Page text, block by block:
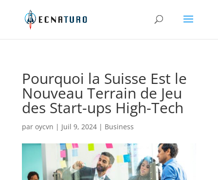
Pourquoi la Suisse Est le
Nouveau Terrain de Jeu
des Start-ups High-Tech
par oycvn | Juil 9, 2024| Business